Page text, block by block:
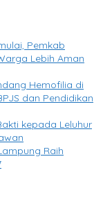
Pemkab
Lebih Aman
Hemofilia di
dan Pendidikan
kepada Leluhur
Raih